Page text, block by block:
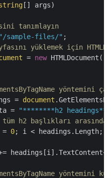
[] args)
tanımlayın
"/sample-files/" ;
yüklemek için
= new HTMLDocument(
yöntemini
= document
=
"********h2
h2 başlıkları arasında
0; i < headings.Length;
yöntemini